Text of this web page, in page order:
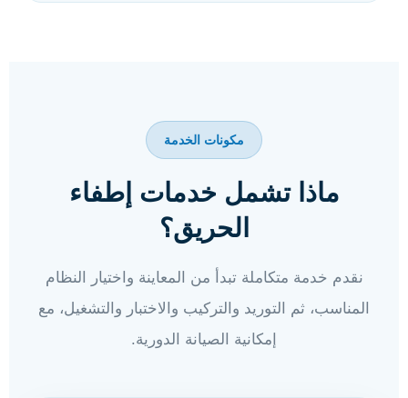
مكونات الخدمة
ماذا تشمل خدمات إطفاء
الحريق؟
نقدم خدمة متكاملة تبدأ من المعاينة واختيار النظام
المناسب، ثم التوريد والتركيب والاختبار والتشغيل، مع
إمكانية الصيانة الدورية.